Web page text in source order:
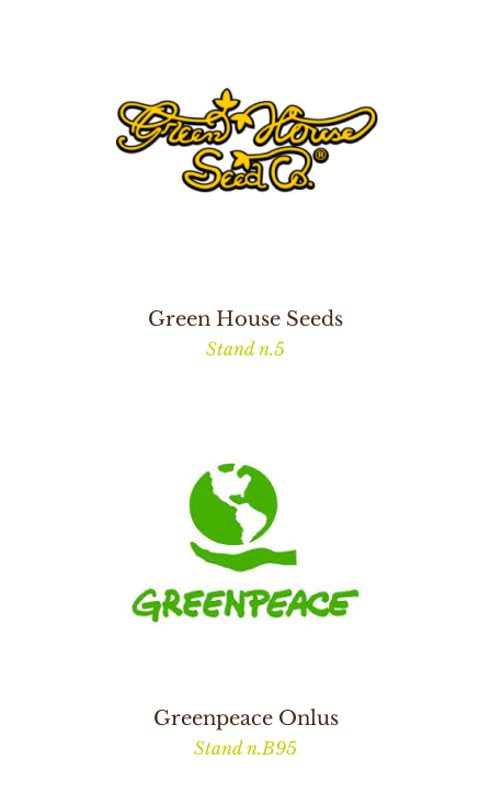
Green House Seeds
Stand n.5
Greenpeace Onlus
Stand n.B95